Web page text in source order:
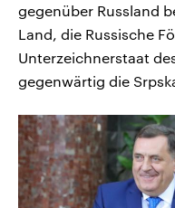
gegenüber Russland
Land, die Russische
Unterzeichnerstaat
gegenwärtig die